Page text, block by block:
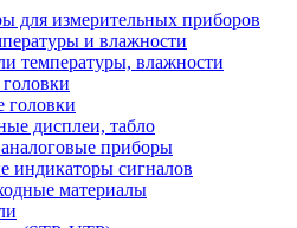
для измерительных приборов
и влажности
температуры, влажности
дисплеи, табло
приборы
индикаторы сигналов
материалы